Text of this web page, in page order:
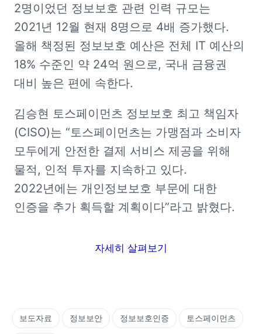
2명이었던 정보보호 관련 인력 규모는
2021년 12월 현재 8명으로 4배 증가했다.
올해 책정된 정보보호 예산은 전체 IT 예산의
18% 수준인 약 24억 원으로, 국내 금융권
대비 높은 편에 속한다.
김승현 토스페이먼츠 정보보호 최고 책임자
(CISO)는 “토스페이먼츠는 가맹점과 소비자
모두에게 안전한 결제 서비스 제공을 위해
물적, 인적 투자를 지속하고 있다.
2022년에는 개인정보보호 부문에 대한
인증을 추가 획득할 계획이다”라고 밝혔다.
자세히 살펴보기
보도자료 정보보안 정보보호인증 토스페이먼츠